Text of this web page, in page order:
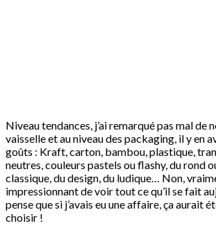
Niveau tendances, j’ai remarqué pas mal de
vaisselle et au niveau des packaging, il y en
goûts : Kraft, carton, bambou, plastique,
neutres, couleurs pastels ou flashy, du rond
classique, du design, du ludique… Non,
impressionnant de voir tout ce qu’il se fait
pense que si j’avais eu une affaire, ça aurait
choisir !